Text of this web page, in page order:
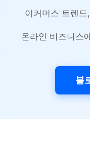
이커머스 트렌
온라인 비즈니스
블